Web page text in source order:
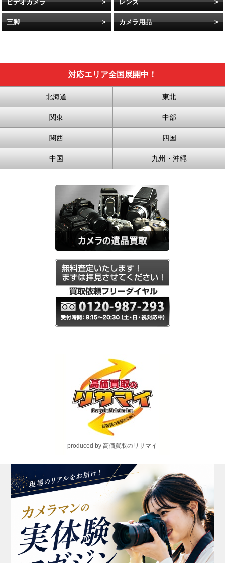
ビデオカメラ レンズ
三脚 カメラ用品
対応エリア全国展開中！
北海道 東北
関東 中部
関西 四国
中国 九州・沖縄
produced by 高価買取のリサマイ